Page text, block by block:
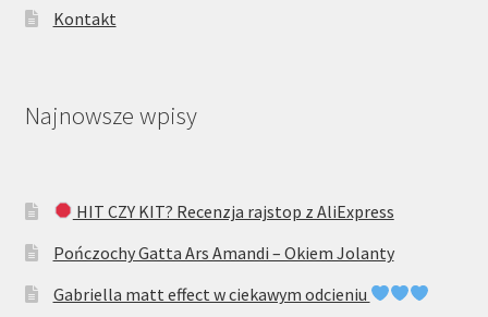
Kontakt
Najnowsze wpisy
HIT CZY KIT? Recenzja rajstop z AliExpress
Pończochy Gatta Ars Amandi – Okiem Jolanty
Gabriella matt effect w ciekawym odcieniu